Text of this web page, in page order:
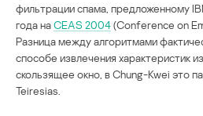
фильтрации спама, предложенному
года наCEAS 2004(Conference on
Разница между алгоритмами
способе извлечения характеристик
скользящее окно, в Chung-Kwei это
Teiresias.